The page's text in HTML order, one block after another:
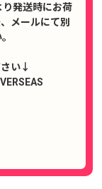
発送時にお荷
メールにて別
い↓